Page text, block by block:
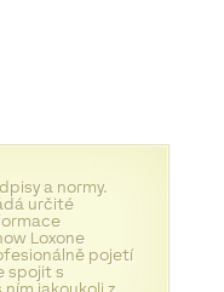
a normy.
určité
Loxone
pojetí
spojit s
jakoukoli z